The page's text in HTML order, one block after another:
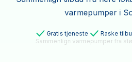
varmepumper i
Gratis tjeneste Raske
Sammenlign varmepumper fra